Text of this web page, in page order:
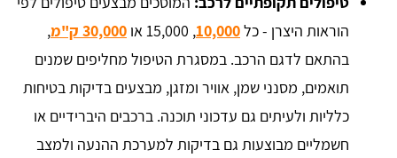
הוראות היצרן - כל10,000, 15,000 או 30,000 ק"מ
,
בהתאם לדגם הרכב. במסגרת הטיפול מחליפים שמנים
תואמים, מסנני שמן, אוויר ומזגן, מבצעים בדיקות בטיחות
כלליות ולעיתים גם עדכוני תוכנה. ברכבים היברידיים או
חשמליים מבוצעות גם בדיקות למערכת ההנעה ולמצב